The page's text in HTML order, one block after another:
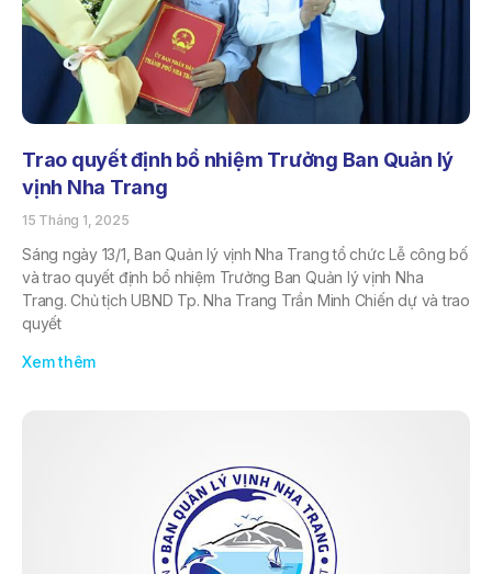
Trao quyết định bổ nhiệm Trưởng Ban Quản lý
vịnh Nha Trang
15 Tháng 1, 2025
Sáng ngày 13/1, Ban Quản lý vịnh Nha Trang tổ chức Lễ công bố
và trao quyết định bổ nhiệm Trưởng Ban Quản lý vịnh Nha
Trang. Chủ tịch UBND Tp. Nha Trang Trần Minh Chiến dự và trao
quyết
Xem thêm